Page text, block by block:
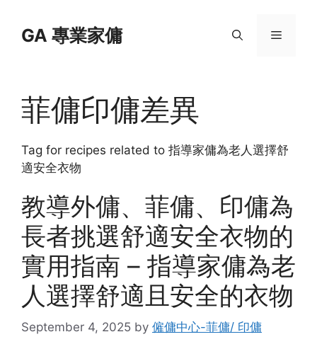
contentGA 專業家傭 Menu
菲傭印傭差異
Tag for recipes related to 指導家傭為老人選擇舒
適安全衣物
教導外傭、菲傭、印傭為
長者挑選舒適安全衣物的
實用指南 – 指導家傭為老
人選擇舒適且安全的衣物
September 4, 2025 by 僱傭中心-菲傭/ 印傭